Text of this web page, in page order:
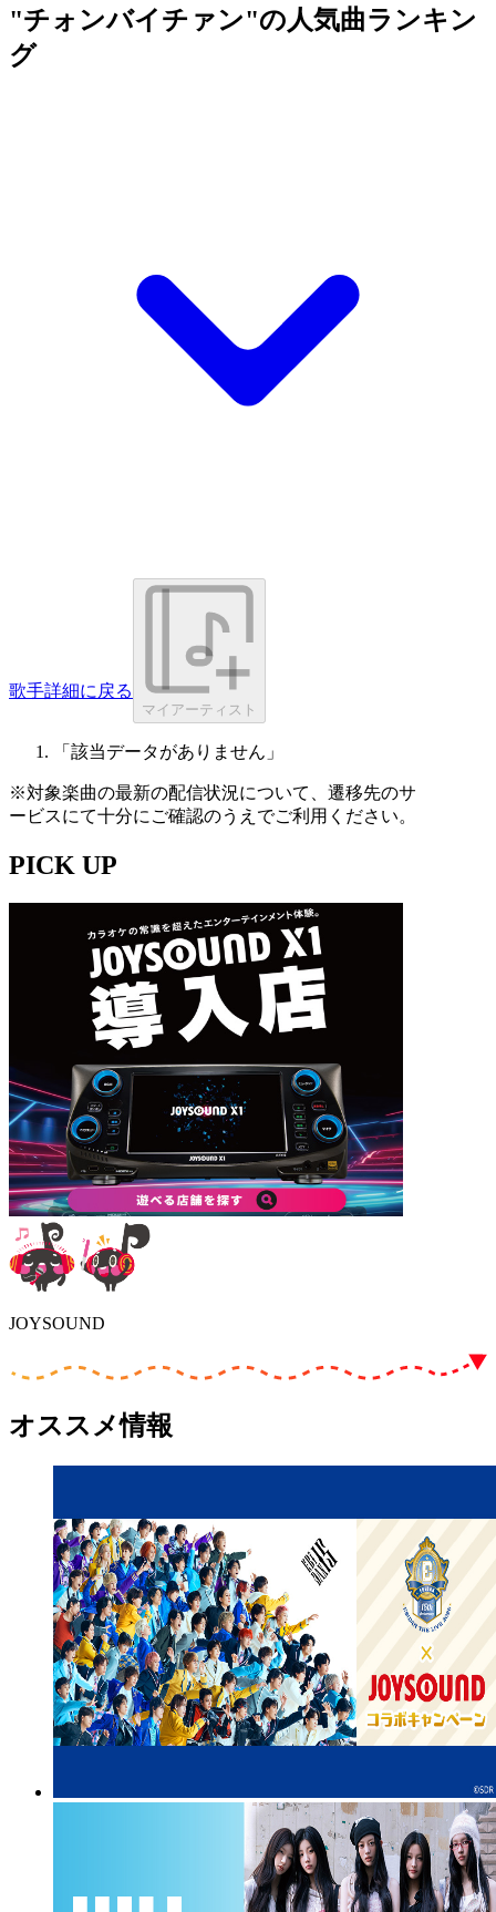
"チォンバイチァン"の人気曲ランキン
グ
歌手詳細に戻る
マイアーティスト
「該当データがありません」
※対象楽曲の最新の配信状況について、遷移先のサ
ービスにて十分にご確認のうえでご利用ください。
PICK UP
JOYSOUND
オススメ情報